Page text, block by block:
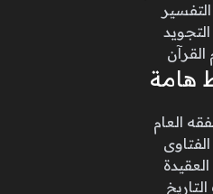
القرآن
هامة
العام